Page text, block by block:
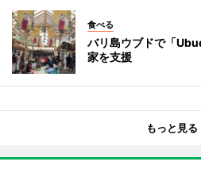
食べる
バリ島ウブドで「
家を支援
もっと見る